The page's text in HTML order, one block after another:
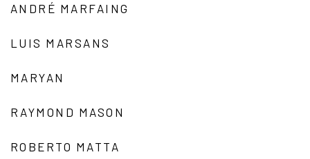
ANDRÉ MARFAING
LUIS MARSANS
MARYAN
RAYMOND MASON
ROBERTO MATTA